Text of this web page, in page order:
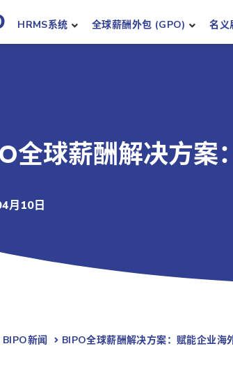
HRMS系统 全球薪酬外包 (GPO) 名义
全球薪酬解决方案
月10日
BIPO新闻​ BIPO全球薪酬解决方案：赋能企业海